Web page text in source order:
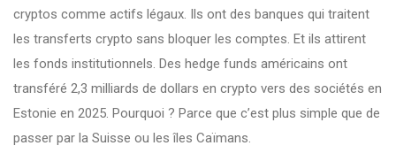
cryptos comme actifs légaux. Ils ont des banques qui traitent
les transferts crypto sans bloquer les comptes. Et ils attirent
les fonds institutionnels. Des hedge funds américains ont
transféré 2,3 milliards de dollars en crypto vers des sociétés en
Estonie en 2025. Pourquoi ? Parce que c’est plus simple que de
passer par la Suisse ou les îles Caïmans.